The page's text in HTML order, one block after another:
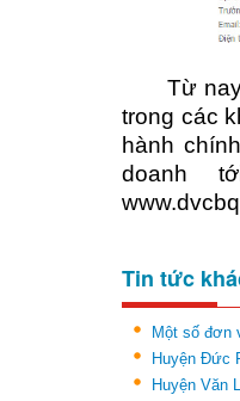
Từ
trong các
hành
doanh
Tin tức
Một số đơn
Huyện Đức
Huyện Văn